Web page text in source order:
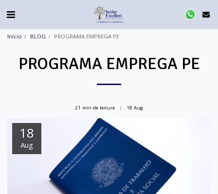
Início BLOG PROGRAMA EMPREGA PE
PROGRAMA EMPREGA PE
21 min de leitura 18Aug
18
Aug